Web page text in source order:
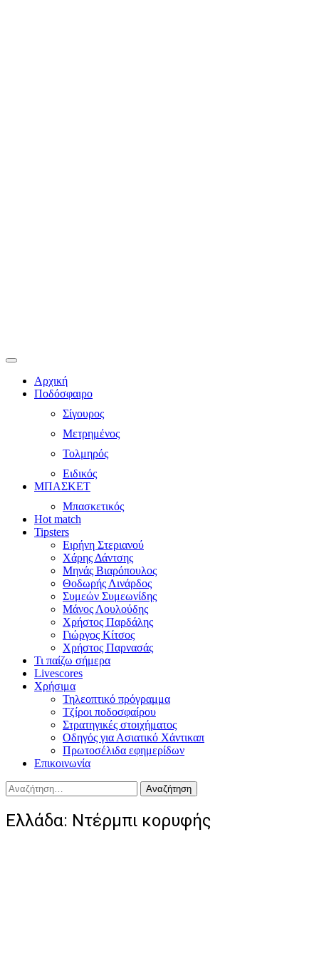
Αρχική
Ποδόσφαιρο
Σίγουρος
Μετρημένος
Τολμηρός
Ειδικός
ΜΠΑΣΚΕΤ
Μπασκετικός
Hot match
Tipsters
Ειρήνη Στεριανού
Χάρης Δάντσης
Μηνάς Βιαρόπουλος
Θοδωρής Λινάρδος
Συμεών Συμεωνίδης
Μάνος Λουλούδης
Χρήστος Παρδάλης
Γιώργος Κίτσος
Χρήστος Παρνασάς
Τι παίζω σήμερα
Livescores
Χρήσιμα
Τηλεοπτικό πρόγραμμα
Τζίροι ποδοσφαίρου
Στρατηγικές στοιχήματος
Οδηγός για Ασιατικό Χάντικαπ
Πρωτοσέλιδα εφημερίδων
Επικοινωνία
Αναζήτηση
για:
Ελλάδα: Ντέρμπι κορυφής